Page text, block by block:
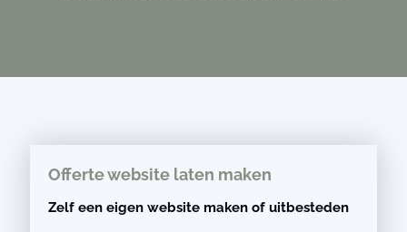
Offerte website laten maken
Zelf een eigen website maken of uitbesteden